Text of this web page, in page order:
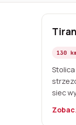
130
siec